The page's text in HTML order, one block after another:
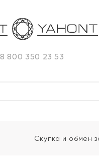
8 800 350 23 53
Скупка и обмен